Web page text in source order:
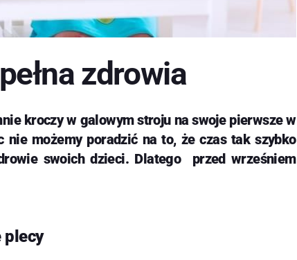
zdrowia
kroczy w galowym stroju na swoje pierwsze w
nie możemy poradzić na to, że czas tak szybko
swoich dzieci. Dlatego przed wrześniem
plecy